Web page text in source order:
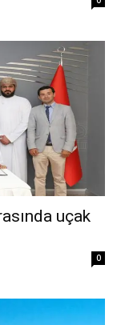
uçak
0